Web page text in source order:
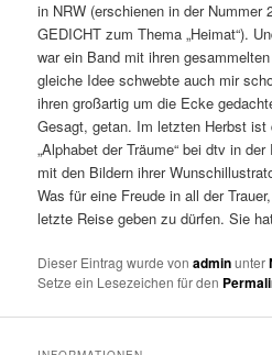
in NRW (erschienen in der Nummer
GEDICHT zum Thema „Heimat“).
war ein Band mit ihren
gleiche Idee schwebte auch mir
ihren großartig um die Ecke
Gesagt, getan. Im letzten Herbst
„Alphabet der Träume“ bei dtv in
mit den Bildern ihrer
Was für eine Freude in all der
letzte Reise geben zu dürfen. Sie
Dieser Eintrag wurde vonadminunter
Setze ein Lesezeichen für den